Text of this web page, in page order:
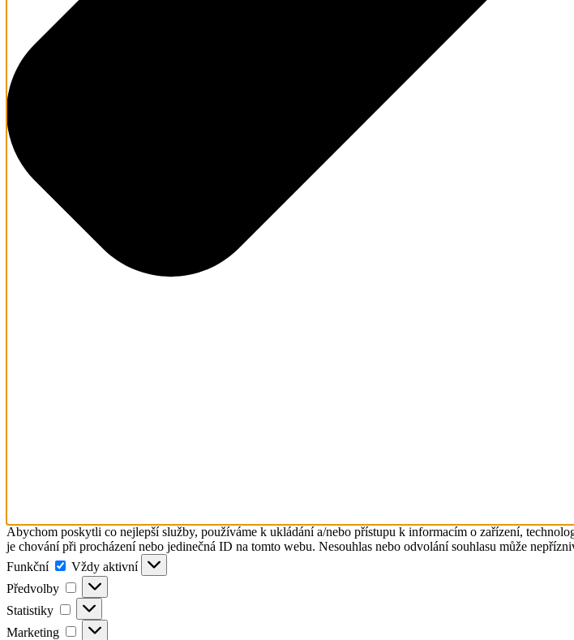
Abychom poskytli co nejlepší služby, používáme k ukládání a/nebo přístupu k informacím o zařízení,
je chování při procházení nebo jedinečná ID na tomto webu. Nesouhlas nebo odvolání souhlasu může
Funkční
Funkční
Vždy aktivní
Předvolby
Předvolby
Statistiky Statistiky
Marketing Marketing